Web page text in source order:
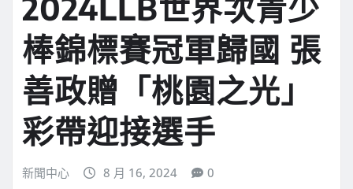
棒錦標賽冠軍歸國 張
善政贈「桃園之光」
彩帶迎接選手
新聞中心 8 月 16, 2024 0